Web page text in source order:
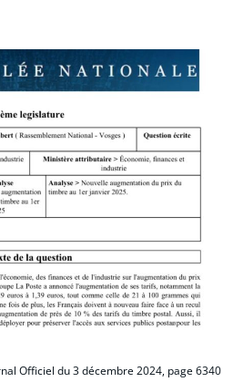
Officiel du 3 décembre 2024, page 6340